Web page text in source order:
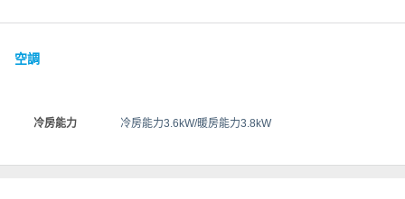
空調
冷房能力 冷房能力3.6kW/暖房能力3.8kW